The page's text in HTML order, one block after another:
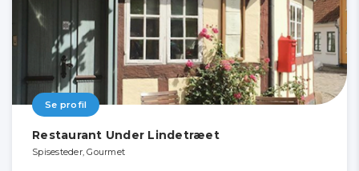
Se profil
Restaurant Under Lindetræet
Spisesteder, Gourmet